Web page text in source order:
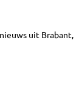
uit Brabant,